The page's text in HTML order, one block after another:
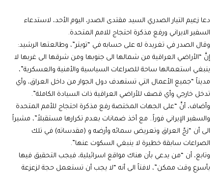
دعا زعيم التيار الصدري السيد مقتدى الصدر، اليوم الأحد، لاستدعاء
السفير الايراني ورفع مذكرة احتجاج للامم المتحدة.
وقال الصدر في تغريدة له على حسابه في “تويتر”، وطالعتها الرشيد:
إنَّ “الأراضي العراقية من شمالها الى جنوبها ومن شرقها الى غربها لا
ينبغي استعمالها ساحة للصراعات السياسية والأمنية والعسكرية”،
مديناً “جميع الأعمال التي تستهدف دول الجوار من داخل العراق، وأي
تدخل خارجي وأي قصف للأراضي العراقية ذات السيادة الكاملة”.
وأضاف، أنَّ “على الجهات المختصة رفع مذكرة احتجاج للأمم المتحدة
والسفير الإيراني فوراً.. مع أخذ ضمانات بعدم تكرارها مستقبلاً”، مشيراً
الى أن “زجّ العراق وتعريض سمائه وأرضه و (مقدساته) في تلك
الصراعات سابقة خطيرة لا ينبغي السكوت عنها”.
وتابع، أن “من يدعي بأن هناك مواقع اسرائيلية، فيجب التحقيق فيها
بأسرع وقت ممكن”، لافتاً الى أنه “لا يجب أن تستعمل حجة لزعزعة